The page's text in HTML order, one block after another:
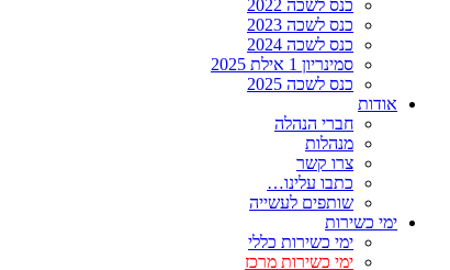
כנס לשכה 2022
כנס לשכה 2023
כנס לשכה 2024
סמינריון 1 אילת 2025
כנס לשכה 2025
אודות
חברי הנהלה
מנהלות
צרו קשר
כתבו עלינו…
שותפים לעשייה
ימי כשירות
ימי כשירות כללי
ימי כשירות מרכז